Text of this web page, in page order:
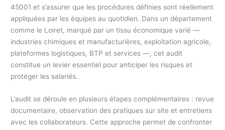
45001 et s’assurer que les procédures définies sont réellement
appliquées par les équipes au quotidien. Dans un département
comme le Loiret, marqué par un tissu économique varié —
industries chimiques et manufacturières, exploitation agricole,
plateformes logistiques, BTP et services —, cet audit
constitue un levier essentiel pour anticiper les risques et
protéger les salariés.
L’audit se déroule en plusieurs étapes complémentaires : revue
documentaire, observation des pratiques sur site et entretiens
avec les collaborateurs. Cette approche permet de confronter